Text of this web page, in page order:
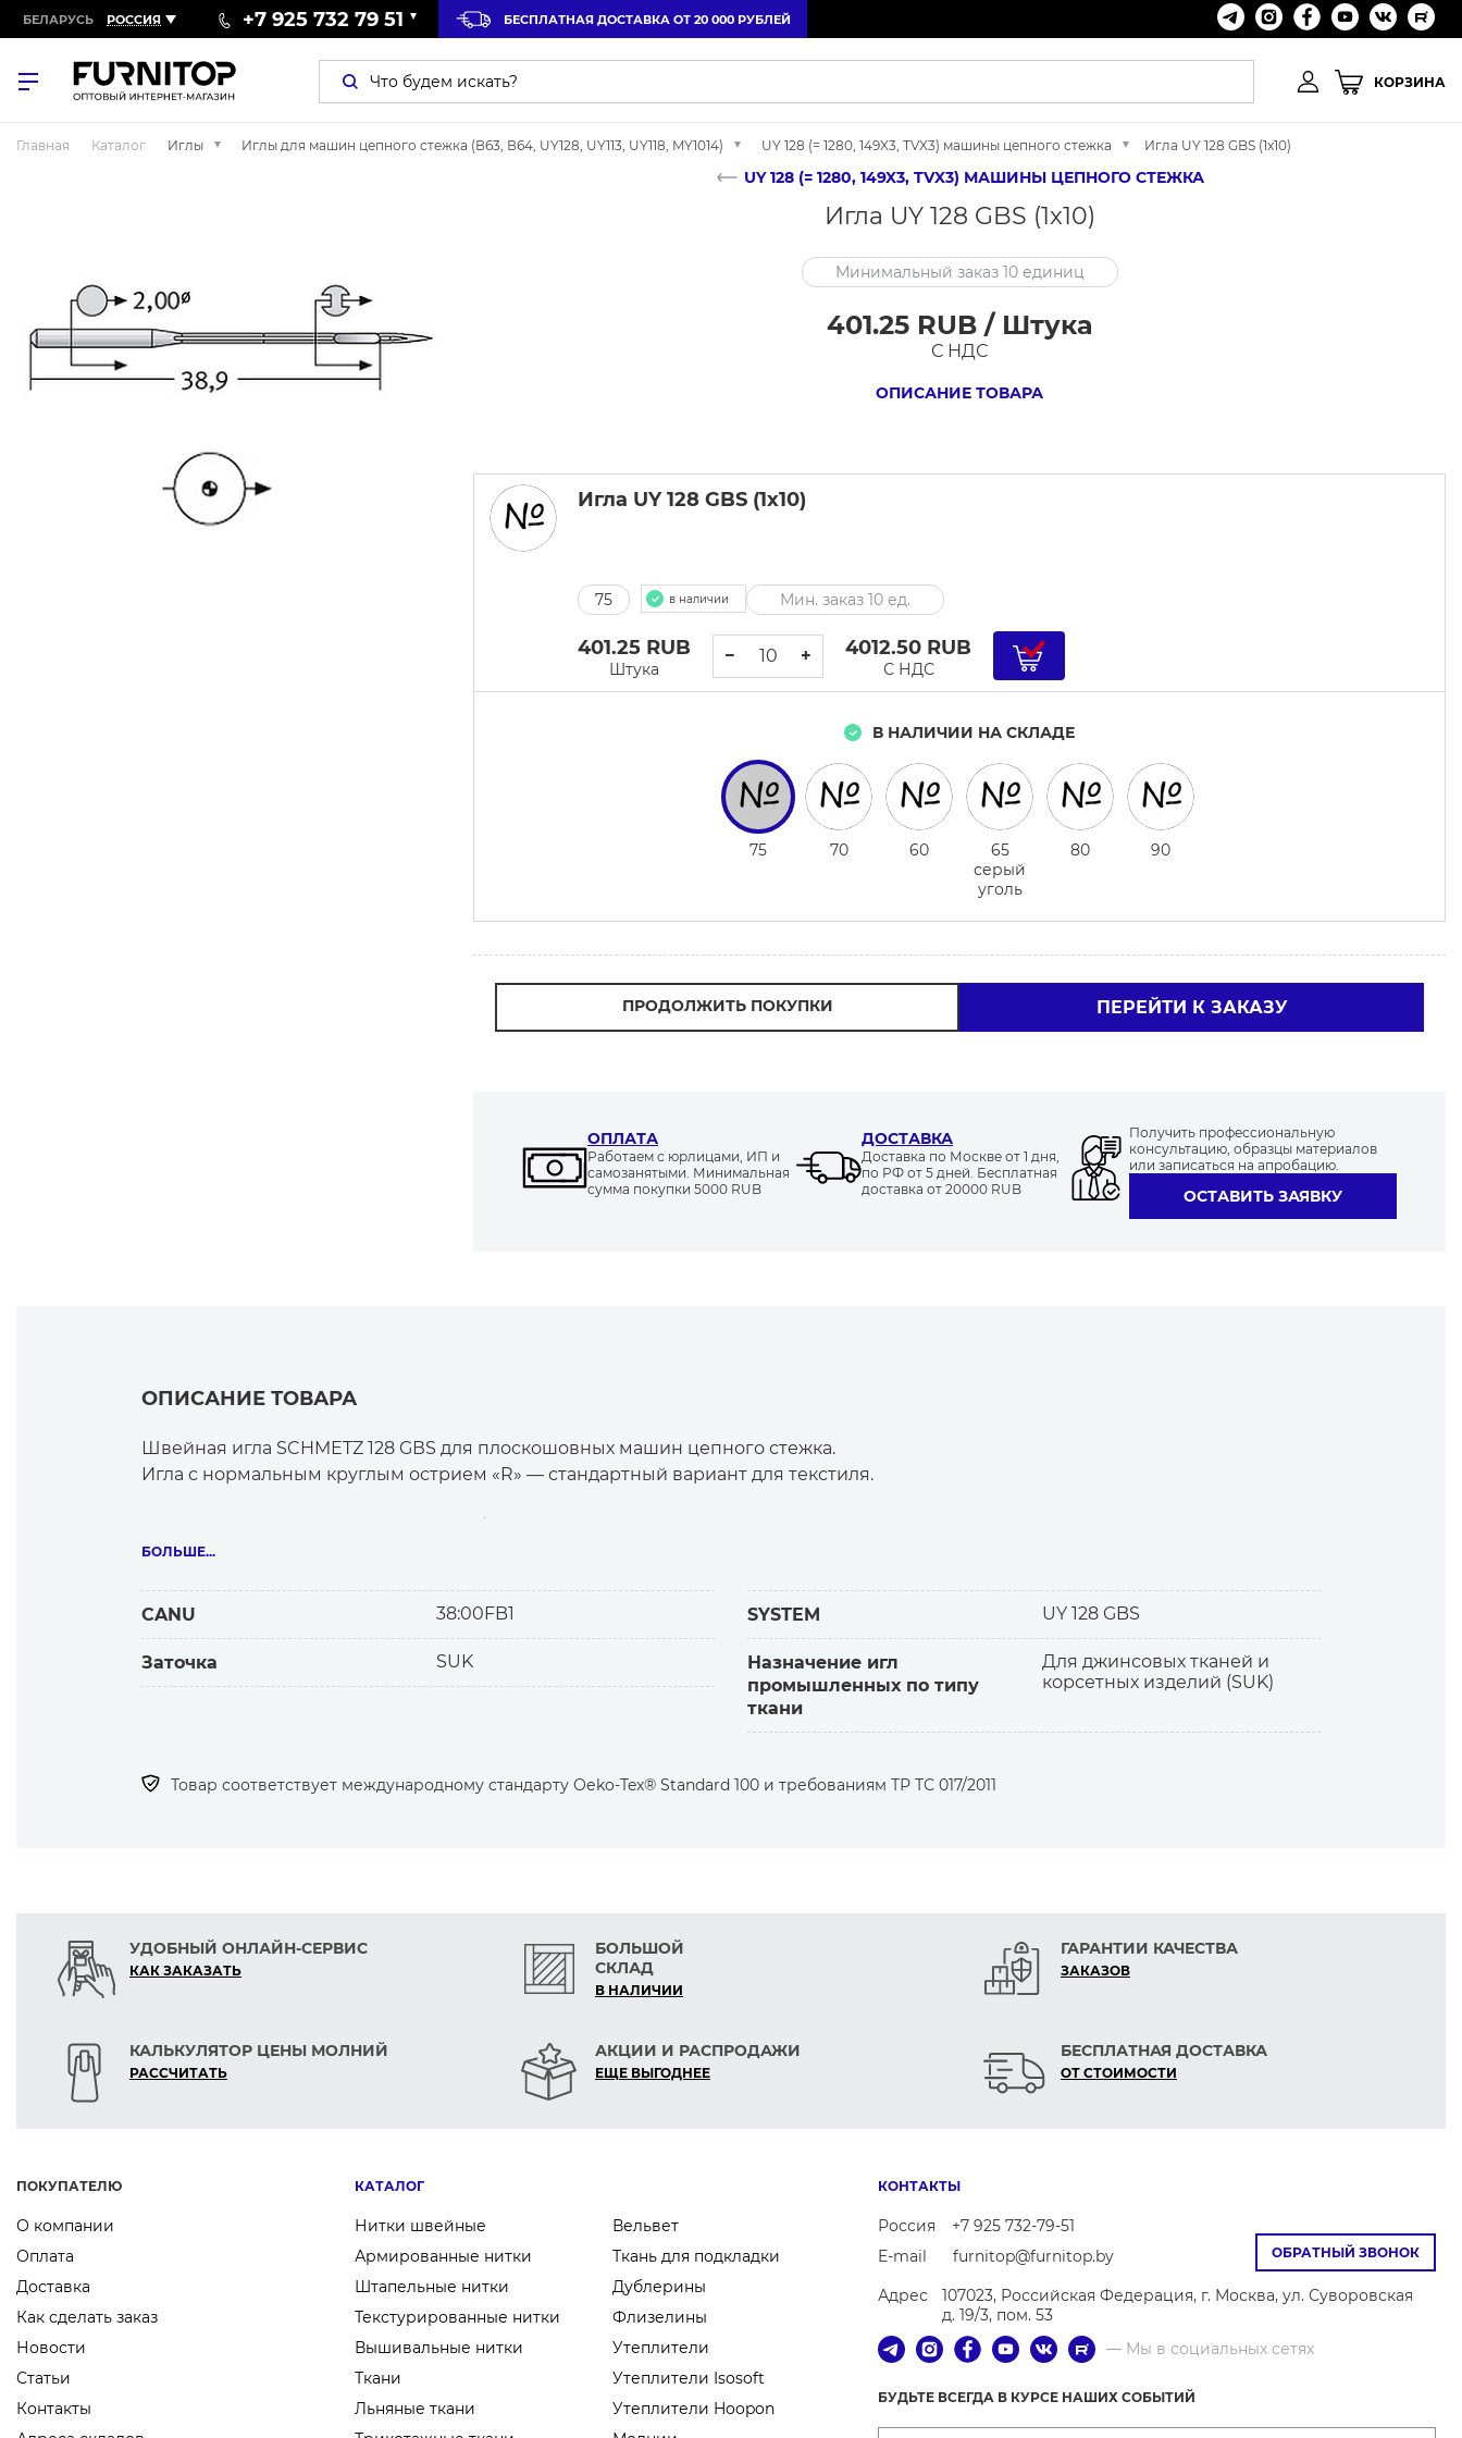
БЕЛАРУСЬ РОССИЯ +7 925 732 79 51 БЕСПЛАТНАЯ ДОСТАВКА ОТ 20 000 РУБЛЕЙ
КОРЗИНА
Главная Каталог Иглы Иглы для машин цепного стежка (В63, В64, UY128, UY113, UY118, MY1014) UY 128 (= 1280, 149X3, TVX3) машины цепного стежка Игла UY 128 GBS (1x10)
UY 128 (= 1280, 149X3, TVX3) МАШИНЫ ЦЕПНОГО СТЕЖКА
Игла UY 128 GBS (1x10)
Минимальный заказ 10 единиц
401.25 RUB / Штука
С НДС
ОПИСАНИЕ ТОВАРА
Игла UY 128 GBS (1x10)
75 в наличии Мин. заказ 10 ед.
401.25 RUB
Штука
− + 4012.50 RUB
С НДС
В НАЛИЧИИ НА СКЛАДЕ
75 70 60
65
серый
уголь
80 90
ПРОДОЛЖИТЬ ПОКУПКИ ПЕРЕЙТИ К ЗАКАЗУ
ОПЛАТА
Работаем с юрлицами, ИП и
самозанятыми. Минимальная
сумма покупки 5000 RUB
ДОСТАВКА
Доставка по Москве от 1 дня,
по РФ от 5 дней. Бесплатная
доставка от 20000 RUB
Получить профессиональную
консультацию, образцы материалов
или записаться на апробацию.
ОСТАВИТЬ ЗАЯВКУ
ОПИСАНИЕ ТОВАРА
Швейная игла SCHMETZ 128 GВS для плоскошовных машин цепного стежка.
Игла с нормальным круглым острием «R» — стандартный вариант для текстиля.
— Другие материалы, если нужен распошивальный шов.
Особенности и выгоды использования иглы
— Иглы SCHMETZ отличаются исключительно гладкой поверхностью,
точностью всех элементов и высокой прочностью.
— Обеспечивают долгосрочное использование иглы, качественные швы без повреждений и высокие скорости.
БОЛЬШЕ...
CANU 38:00FB1 SYSTEM UY 128 GBS
Заточка SUK
Назначение игл
промышленных по типу
ткани
Для джинсовых тканей и
корсетных изделий (SUK)
Товар соответствует международному стандарту Оеko-Tex® Standard 100 и требованиям ТР ТС 017/2011
УДОБНЫЙ ОНЛАЙН-СЕРВИС
КАК ЗАКАЗАТЬ
БОЛЬШОЙ
СКЛАД
В НАЛИЧИИ
ГАРАНТИИ КАЧЕСТВА
ЗАКАЗОВ
КАЛЬКУЛЯТОР ЦЕНЫ МОЛНИЙ
РАСCЧИТАТЬ
АКЦИИ И РАСПРОДАЖИ
ЕЩЕ ВЫГОДНЕЕ
БЕСПЛАТНАЯ ДОСТАВКА
ОТ СТОИМОСТИ
ПОКУПАТЕЛЮ
О компании
Оплата
Доставка
Как сделать заказ
Новости
Статьи
Контакты
КАТАЛОГ
Нитки швейные
Армированные нитки
Штапельные нитки
Текстурированные нитки
Вышивальные нитки
Ткани
Льняные ткани
Вельвет
Ткань для подкладки
Дублерины
Флизелины
Утеплители
Утеплители Isosoft
Утеплители Hoopon
ОБРАТНЫЙ ЗВОНОК
КОНТАКТЫ
Россия
+7 925 732-79-51
E-mail
furnitop@furnitop.by
Адрес
107023, Российская Федерация, г. Москва, ул. Суворовская
д. 19/3, пом. 53
— Мы в социальных сетях
БУДЬТЕ ВСЕГДА В КУРСЕ НАШИХ СОБЫТИЙ